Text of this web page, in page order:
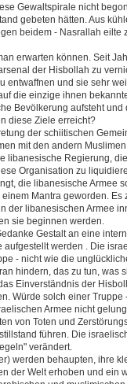
Gewaltspirale nicht
gebeten hätten. Aus
beidem - Nasrallah eilte
erwarten können. Seit
der Hisbollah zu
entwaffnen und sie sehr
die einzige ihnen
Bevölkerung aufsteht
diese Ziele erreicht?
der schiitischen
mit den andern
libanesische Regierung,
Organisation zu
die libanesische Armee
Mantra geworden.
der libanesischen Armee
sie beginnen werden.
Gestalt an eine
werden . Die
- nicht wie die
hindern, das zu tun, was
Einverständnis der
Würde solch einer
Armee nicht
von Toten und
führen. Die
verändert.
werden behaupten, ihre
der Welt erhoben und ein